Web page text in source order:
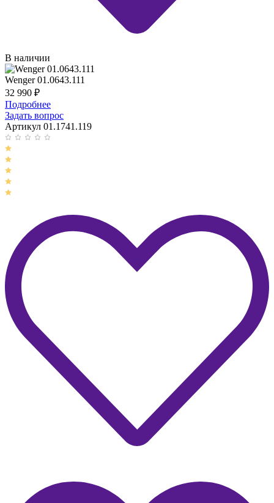
В наличии
Wenger 01.0643.111
32 990 ₽
Подробнее
Задать вопрос
Артикул 01.1741.119